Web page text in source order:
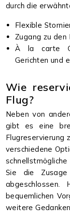
durch die
Flexible
Zugang zu den
À la carte
Gerichten und
Wie
Flug?
Neben von
gibt es eine
Flugreservierung
verschiedene
Sie die
bequemlichen
weitere